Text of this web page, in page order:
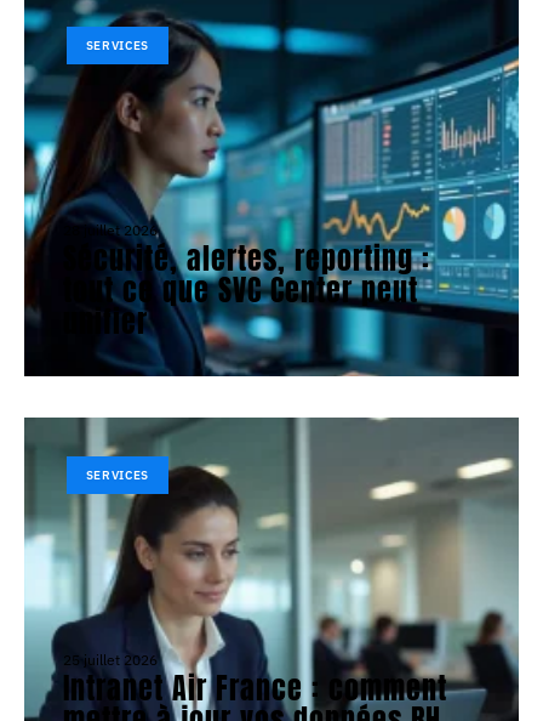
SERVICES
28 juillet 2026
Sécurité, alertes, reporting :
tout ce que SVC Center peut
unifier
SERVICES
25 juillet 2026
Intranet Air France : comment